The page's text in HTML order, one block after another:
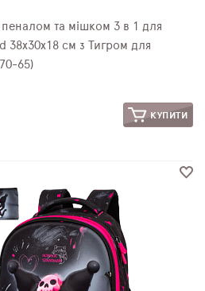
та мішком 3 в 1 для
38х30х18 см з Тигром для
65)
КУПИТИ